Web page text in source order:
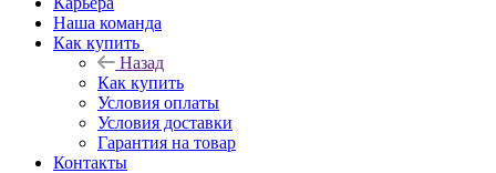
Наша команда
Как купить
Назад
Как купить
Условия оплаты
Условия доставки
Гарантия на товар
Контакты